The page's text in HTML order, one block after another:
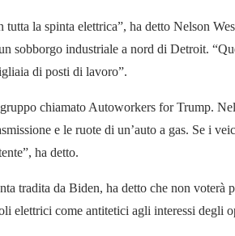
tutta la spinta elettrica”, ha detto Nelson
sobborgo industriale a nord di Detroit.
di posti di lavoro”.
chiamato Autoworkers for Trump.
e le ruote di un’auto a gas. Se i
ha detto.
tradita da Biden, ha detto che non voterà
elettrici come antitetici agli interessi degli